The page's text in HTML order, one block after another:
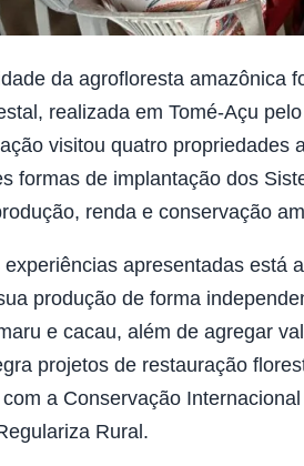
da agrofloresta amazônica
realizada em Tomé-Açu
visitou quatro propriedades
formas de implantação dos
renda e conservação
experiências apresentadas está
produção de forma
e cacau, além de agregar
projetos de restauração
a Conservação
Rural.